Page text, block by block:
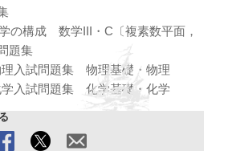
の構成 数学III・C〔複素数平面，
題集
入試問題集 物理基礎・物理
入試問題集 化学基礎・化学